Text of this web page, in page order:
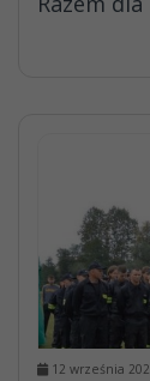
12 września